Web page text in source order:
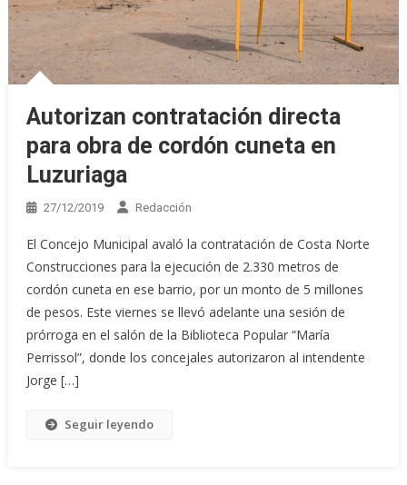
Autorizan contratación directa
para obra de cordón cuneta en
Luzuriaga
27/12/2019 Redacción
El Concejo Municipal avaló la contratación de Costa Norte
Construcciones para la ejecución de 2.330 metros de
cordón cuneta en ese barrio, por un monto de 5 millones
de pesos. Este viernes se llevó adelante una sesión de
prórroga en el salón de la Biblioteca Popular “María
Perrissol”, donde los concejales autorizaron al intendente
Jorge […]
Seguir leyendo